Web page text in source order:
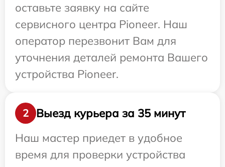
оставьте заявку на сайте
сервисного центра Pioneer. Наш
оператор перезвонит Вам для
уточнения деталей ремонта Вашего
устройства Pioneer.
2
Выезд курьера за 35 минут
Наш мастер приедет в удобное
время для проверки устройства